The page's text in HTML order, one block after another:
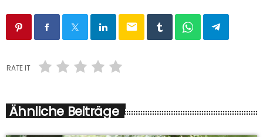
email
RATE IT
Ähnliche Beiträge